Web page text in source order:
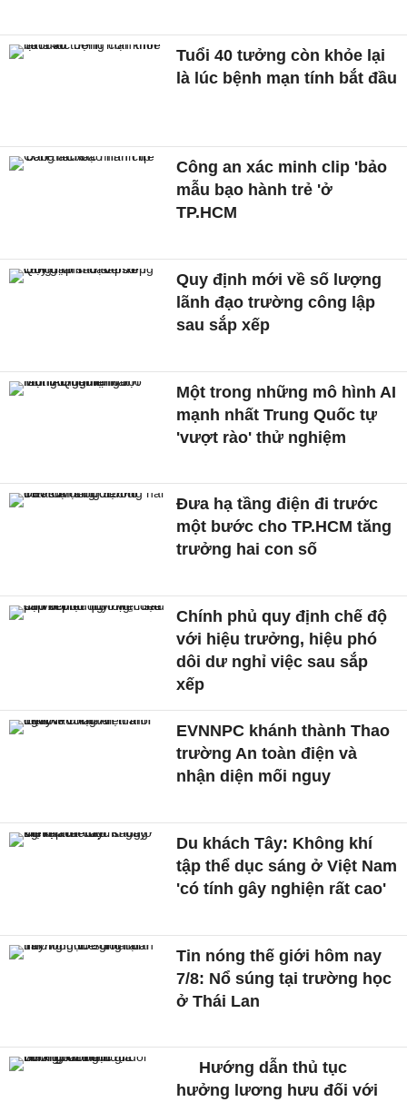
Tuổi 40 tưởng còn khỏe lại
là lúc bệnh mạn tính bắt đầu
Công an xác minh clip 'bảo
mẫu bạo hành trẻ 'ở
TP.HCM
Quy định mới về số lượng
lãnh đạo trường công lập
sau sắp xếp
Một trong những mô hình AI
mạnh nhất Trung Quốc tự
'vượt rào' thử nghiệm
Đưa hạ tầng điện đi trước
một bước cho TP.HCM tăng
trưởng hai con số
Chính phủ quy định chế độ
với hiệu trưởng, hiệu phó
dôi dư nghỉ việc sau sắp
xếp
EVNNPC khánh thành Thao
trường An toàn điện và
nhận diện mối nguy
Du khách Tây: Không khí
tập thể dục sáng ở Việt Nam
'có tính gây nghiện rất cao'
Tin nóng thế giới hôm nay
7/8: Nổ súng tại trường học
ở Thái Lan
Hướng dẫn thủ tục
hưởng lương hưu đối với